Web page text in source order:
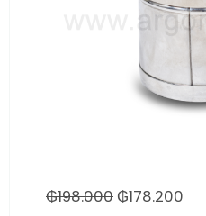
₲198.000 ₲178.200